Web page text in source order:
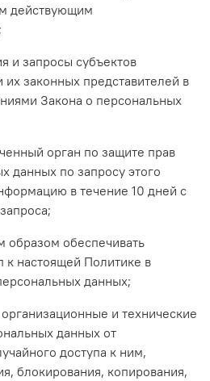
действующим
и запросы субъектов
законных представителей в
Закона о персональных
орган по защите прав
данных по запросу этого
в течение 10 дней с
образом обеспечивать
к настоящей Политике в
данных;
и технические
данных от
доступа к ним,
блокирования, копирования,